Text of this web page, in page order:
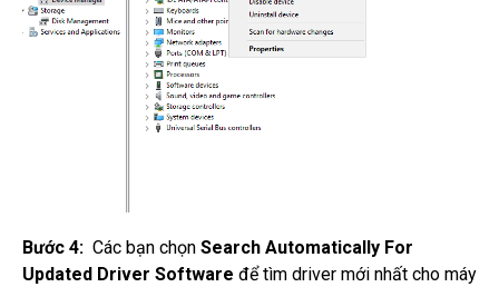
Bước 4: Các bạn chọn Search Automatically For
Updated Driver Software để tìm driver mới nhất cho máy